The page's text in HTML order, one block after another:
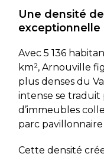
Une densité
exceptionnelle
Avec 5 136
km², Arnouville
plus denses du
intense se
d’immeubles
parc
Cette densité